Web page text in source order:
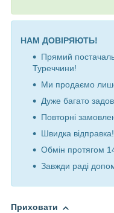
НАМ ДОВІРЯЮТЬ!
Прямий
Туреччини!
Ми продаємо
Дуже багато
Повторні
Швидка відправка!
Обмін протягом
Завжди раді
Приховати